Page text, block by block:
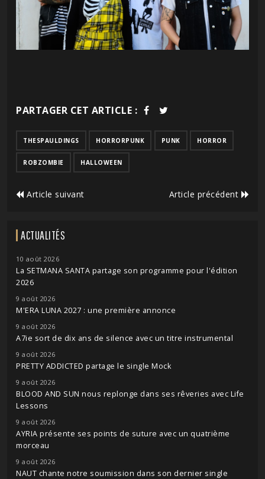
PARTAGER CET ARTICLE :
THESPAULDINGS HORRORPUNK PUNK HORROR
ROBZOMBIE HALLOWEEN
Article suivant Article précédent
ACTUALITÉS
10 août 2026
La SETMANA SANTA partage son programme pour l'édition
2026
9 août 2026
M'ERA LUNA 2027 : une première annonce
9 août 2026
A7ie sort de dix ans de silence avec un titre instrumental
9 août 2026
PRETTY ADDICTED partage le single Mock
9 août 2026
BLOOD AND SUN nous replonge dans ses rêveries avec Life
Lessons
9 août 2026
AYRIA présente ses points de suture avec un quatrième
morceau
9 août 2026
NAUT chante notre soumission dans son dernier single